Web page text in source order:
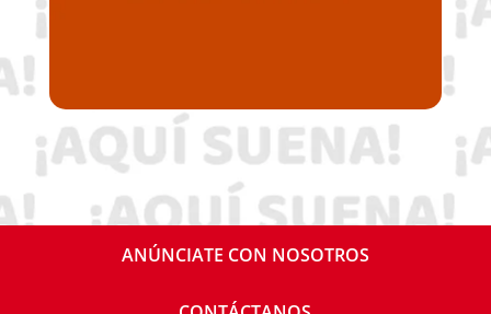
ANÚNCIATE CON NOSOTROS